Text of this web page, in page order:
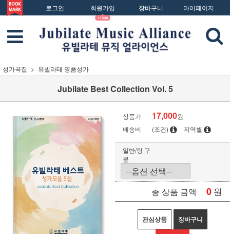
로그인 회원가입 장바구니 마이페이지
성가곡집 유빌라테 명품성가
Jubilate Best Collection Vol. 5
상품가 17,000원
배송비
(조건) 지역별
일반/링 구
분
총 상품 금액 0 원
관심상품 장바구니